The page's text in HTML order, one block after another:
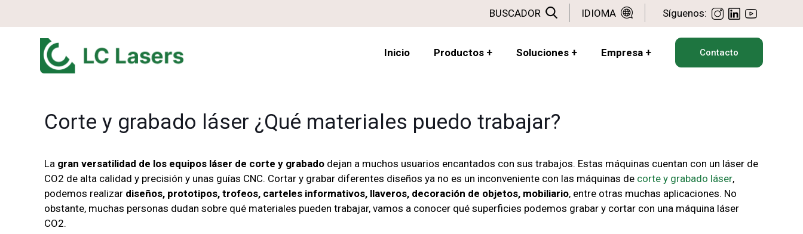
BUSCADOR IDIOMA Síguenos:
Inicio Productos + Soluciones + Empresa + Contacto
Corte y grabado láser ¿Qué materiales puedo trabajar?
La gran versatilidad de los equipos láser de corte y grabado dejan a muchos usuarios encantados con sus trabajos. Estas máquinas cuentan con un láser de
CO2 de alta calidad y precisión y unas guías CNC. Cortar y grabar diferentes diseños ya no es un inconveniente con las máquinas de corte y grabado láser,
podemos realizar diseños, prototipos, trofeos, carteles informativos, llaveros, decoración de objetos, mobiliario, entre otras muchas aplicaciones. No
obstante, muchas personas dudan sobre qué materiales pueden trabajar, vamos a conocer qué superficies podemos grabar y cortar con una máquina láser
CO2.